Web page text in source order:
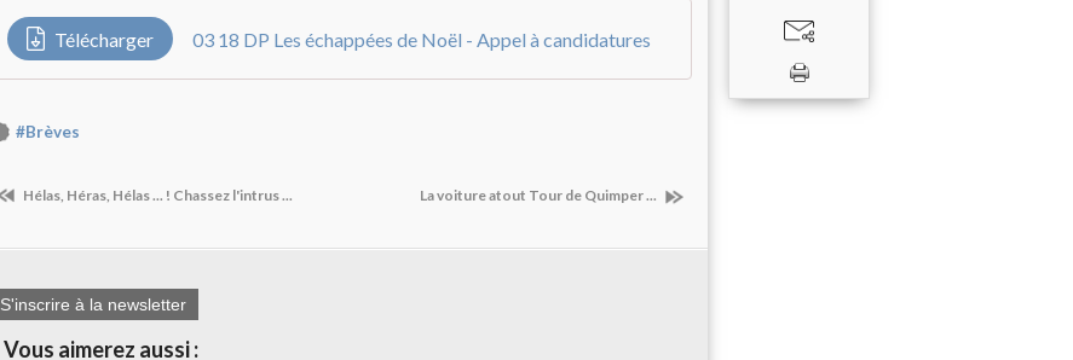
Télécharger 03 18 DP Les échappées de Noël - Appel à candidatures
#Brèves
Hélas, Héras, Hélas ... ! Chassez l'intrus ... La voiture atout Tour de Quimper ...
S'inscrire à la newsletter
Vous aimerez aussi :